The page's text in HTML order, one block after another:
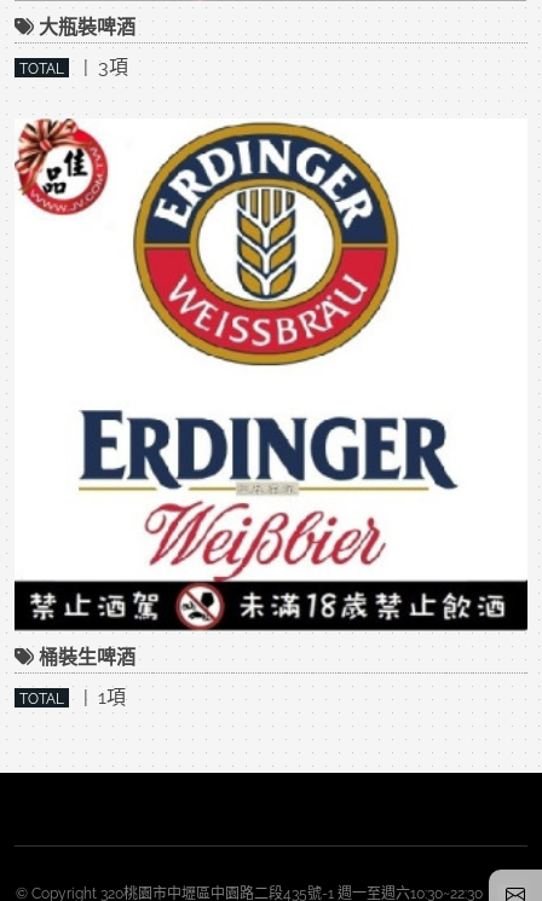
大瓶裝啤酒
TOTAL | 3項
桶裝生啤酒
TOTAL | 1項
© Copyright 320桃園市中壢區中園路二段435號-1 週一至週六10:30~22:30 週日